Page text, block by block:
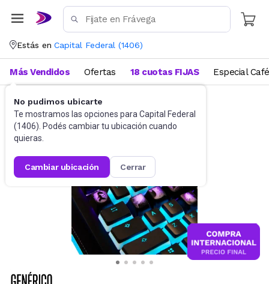
Estás en Capital Federal (1406)
No pudimos ubicarte
Te mostramos las opciones para Capital Federal
(1406). Podés cambiar tu ubicación cuando
quieras.
cambiar ubicación cerrar
Más Vendidos Ofertas 18 cuotas FIJAS Especial Café
Videojuegos Accesorios